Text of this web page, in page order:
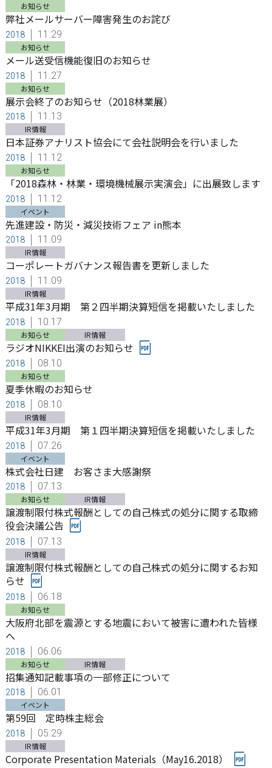
お知らせ
弊社メールサーバー障害発生のお詫び
2018 11.29
お知らせ
メール送受信機能復旧のお知らせ
2018 11.27
お知らせ
展示会終了のお知らせ（2018林業展）
2018 11.13
IR情報
日本証券アナリスト協会にて会社説明会を行いました
2018 11.12
お知らせ
「2018森林・林業・環境機械展示実演会」に出展致します
2018 11.12
イベント
先進建設・防災・減災技術フェア in熊本
2018 11.09
IR情報
コーポレートガバナンス報告書を更新しました
2018 11.09
IR情報
平成31年3月期 第２四半期決算短信を掲載いたしました
2018 10.17
お知らせ IR情報
ラジオNIKKEI出演のお知らせ
2018 08.10
お知らせ
夏季休暇のお知らせ
2018 08.10
IR情報
平成31年3月期 第１四半期決算短信を掲載いたしました
2018 07.26
イベント
株式会社日建 お客さま大感謝祭
2018 07.13
お知らせ IR情報
譲渡制限付株式報酬としての自己株式の処分に関する取締
役会決議公告
2018 07.13
IR情報
譲渡制限付株式報酬としての自己株式の処分に関するお知
らせ
2018 06.18
お知らせ
大阪府北部を震源とする地震において被害に遭われた皆様
へ
2018 06.06
お知らせ IR情報
招集通知記載事項の一部修正について
2018 06.01
イベント
第59回 定時株主総会
2018 05.29
IR情報
Corporate Presentation Materials（May16.2018）